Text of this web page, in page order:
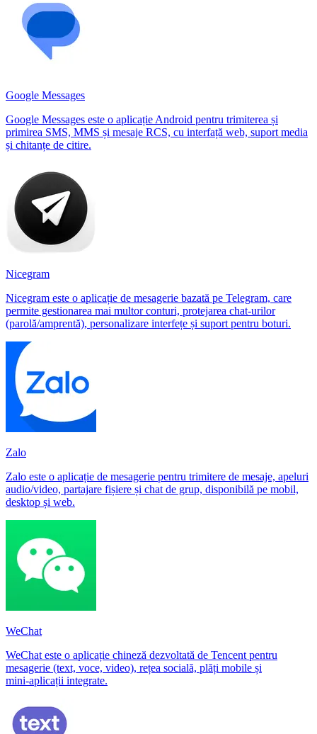
Google Messages
Google Messages este o aplicație Android pentru trimiterea și
primirea SMS, MMS și mesaje RCS, cu interfață web, suport media
și chitanțe de citire.
Nicegram
Nicegram este o aplicație de mesagerie bazată pe Telegram, care
permite gestionarea mai multor conturi, protejarea chat-urilor
(parolă/amprentă), personalizare interfețe și suport pentru boturi.
Zalo
Zalo este o aplicație de mesagerie pentru trimitere de mesaje, apeluri
audio/video, partajare fișiere și chat de grup, disponibilă pe mobil,
desktop și web.
WeChat
WeChat este o aplicație chineză dezvoltată de Tencent pentru
mesagerie (text, voce, video), rețea socială, plăți mobile și
mini‑aplicații integrate.